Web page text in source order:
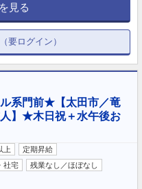
見る
要ログイン）
系門前★【太田市／竜
】★木日祝＋水午後お
上
定期昇給
社宅
残業なし／ほぼなし